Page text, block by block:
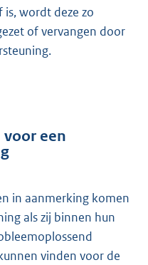
wordt deze zo
of vervangen door
een
in aanmerking komen
als zij binnen hun
vinden voor de